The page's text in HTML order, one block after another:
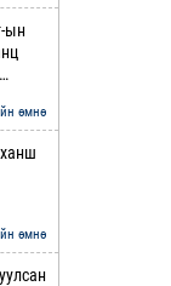
ын
өмнө
өмнө